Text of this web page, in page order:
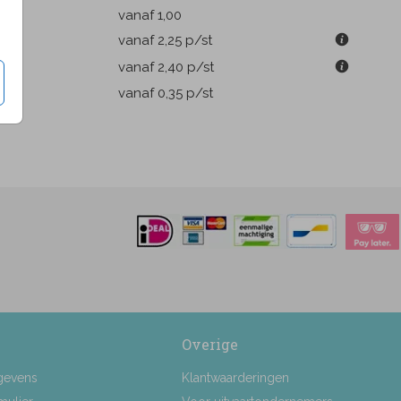
vanaf 1,00
vanaf 2,25 p/st
vanaf 2,40 p/st
vanaf 0,35 p/st
Overige
Klantwaarderingen